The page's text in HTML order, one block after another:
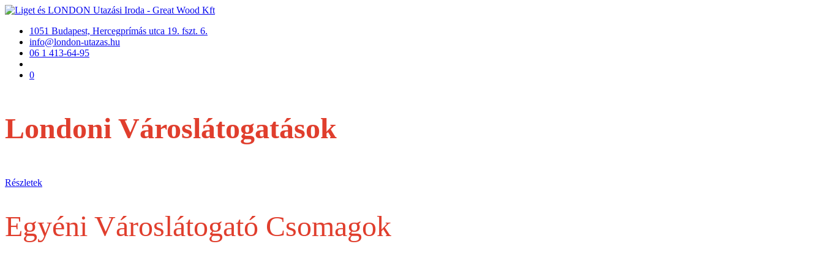
1051 Budapest, Hercegprímás utca 19. fszt. 6.
info@london-utazas.hu
06 1 413-64-95
0
Londoni Városlátogatások
Részletek
Egyéni Városlátogató Csomagok